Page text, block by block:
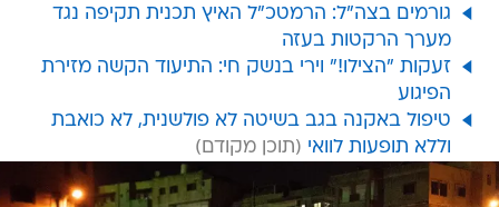
גורמים בצה"ל: הרמטכ"ל האיץ תכנית תקיפה נגד
מערך הרקטות בעזה
זעקות "הצילו!" וירי בנשק חי: התיעוד הקשה מזירת
הפיגוע
טיפול באקנה בגב בשיטה לא פולשנית, לא כואבת
וללא תופעות לוואי